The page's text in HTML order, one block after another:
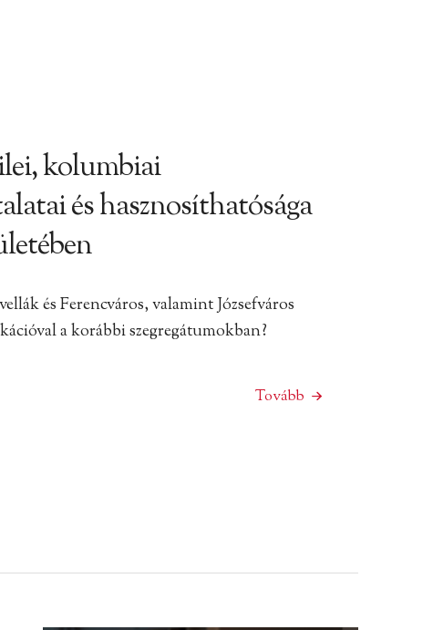
kolumbiai
és hasznosíthatósága
és Ferencváros, valamint Józsefváros
a korábbi szegregátumokban?
Tovább